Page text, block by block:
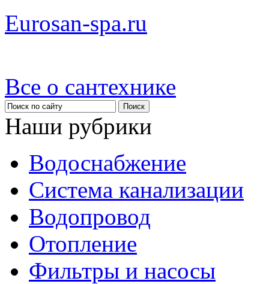
Eurosan-spa.ru
Все о сантехнике
Наши рубрики
Водоснабжение
Система канализации
Водопровод
Отопление
Фильтры и насосы